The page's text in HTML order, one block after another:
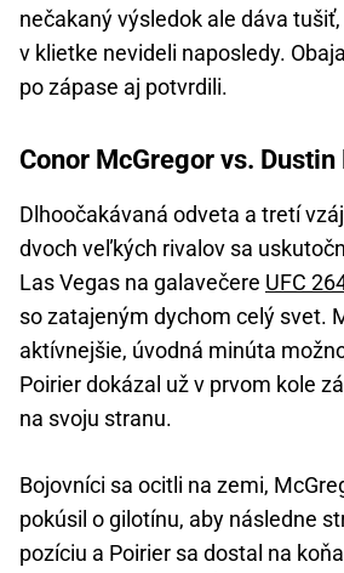
nečakaný výsledok ale dáva
v klietke nevideli naposledy.
po zápase aj potvrdili.
Conor McGregor vs.
Dlhoočakávaná odveta a tretí
dvoch veľkých rivalov sa
Las Vegas na galavečere UFC
so zatajeným dychom celý svet.
aktívnejšie, úvodná minúta
Poirier dokázal už v prvom kole
na svoju stranu.
Bojovníci sa ocitli na zemi,
pokúsil o gilotínu, aby následne
pozíciu a Poirier sa dostal na